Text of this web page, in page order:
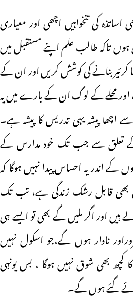
کی تنخواہیں اچھی اور معیاری
تاکہ طالب علم اپنے مستقبل میں
کرئیر بنانے کی کوشش کریں اور ان کے
محلے کے لوگ ان کے بارے میں یہ
پیشہ یہی تدریس کا پیشہ ہے۔
تعلق سے جب تک خود مدارس کے
کے اندر یہ احساس پیدا نہیں ہوگا کہ
بھی قابل رشک زندگی ہے، تب تک
ہیں اور اگر ملیں گے بھی تو ایسے ہی
نادار ہوں گے،جو اسکول نہیں
کچھ بھی شوق نہیں ہوگا ، بس یونہی
گئے ہوں گے۔